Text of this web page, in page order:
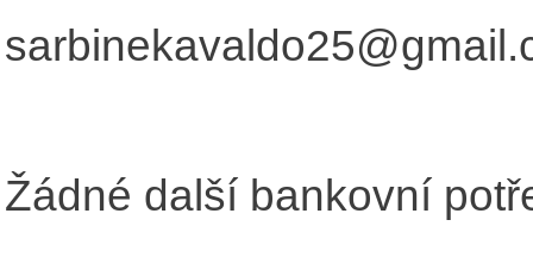
Žádné další bankovní